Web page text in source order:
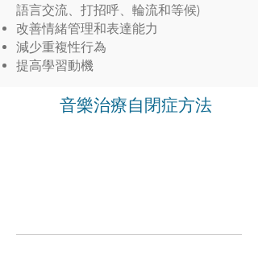
語言交流、打招呼、輪流和等候)
改善情緒管理和表達能力
減少重複性行為
提高學習動機
音樂治療自閉症方法